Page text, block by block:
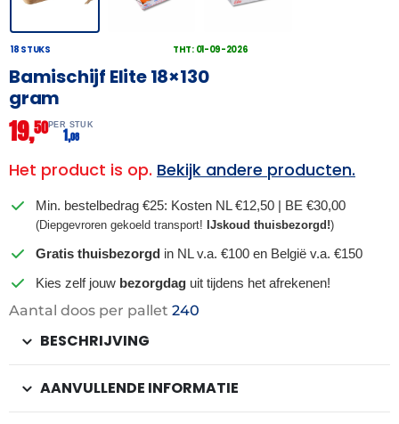
18 STUKS THT: 01-09-2026
Bamischijf Elite 18×130
gram
19,50PER STUK
1,08
Het product is op. Bekijk andere producten.
Min. bestelbedrag €25: Kosten NL €12,50 | BE €30,00
(Diepgevroren gekoeld transport! IJskoud thuisbezorgd!)
Gratis thuisbezorgd in NL v.a. €100 en België v.a. €150
Kies zelf jouw bezorgdag uit tijdens het afrekenen!
Aantal doos per pallet 240
BESCHRIJVING
AANVULLENDE INFORMATIE